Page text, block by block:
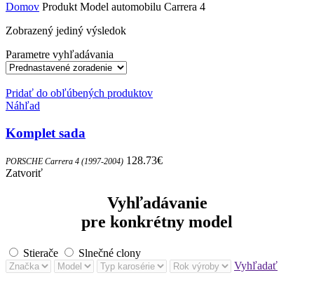
Domov Produkt Model automobilu Carrera 4
Zobrazený jediný výsledok
Parametre vyhľadávania
Pridať do obľúbených produktov
Náhľad
Komplet sada
PORSCHE Carrera 4 (1997-2004) 128.73€
Zatvoriť
Vyhľadávanie
pre konkrétny model
Stierače
Slnečné clony
Vyhľadať